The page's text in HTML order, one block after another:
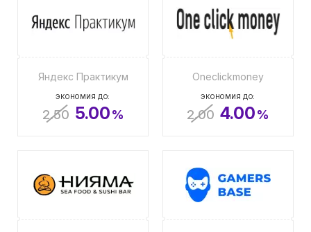
Яндекс Практикум
ЭКОНОМИЯ ДО:
2.50 5.00%
Oneclickmoney
ЭКОНОМИЯ ДО:
2.00 4.00%